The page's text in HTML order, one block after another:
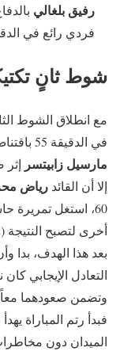
رفيق بلغالي
فردي رائع في الدقيقة 45، لينتهي الشوط الأول
شوط ثانٍ
مع انطلاق الشوط
في الدقيقة 55 باقتناص التقدم مجدداً عبر تسديدة قوية من
مارسيل زابيتسر إثر
إلا أن القائد رياض
60، استغل
أخرى لتصبح النتيجة (2-2).
بعد هذا الهدف، بدا
التعادل الإيجابي
فبدأ رتم المباراة
الميدان دون